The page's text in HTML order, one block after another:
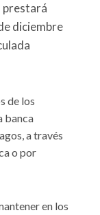
prestará
diciembre
de los
banca
a través
o por
en los